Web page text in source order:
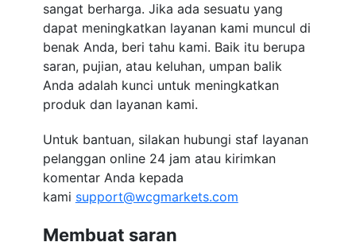
sangat berharga. Jika ada sesuatu yang
dapat meningkatkan layanan kami muncul di
benak Anda, beri tahu kami. Baik itu berupa
saran, pujian, atau keluhan, umpan balik
Anda adalah kunci untuk meningkatkan
produk dan layanan kami.
Untuk bantuan, silakan hubungi staf layanan
pelanggan online 24 jam atau kirimkan
komentar Anda kepada
kami support@wcgmarkets.com
Membuat saran